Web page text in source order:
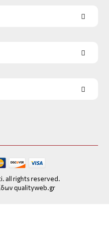
all rights reserved.
qualityweb.gr